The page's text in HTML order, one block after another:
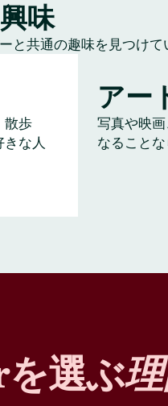
味
と共通の趣味を見つけ
散歩
な人
アー
写真や映
なることな
選ぶ